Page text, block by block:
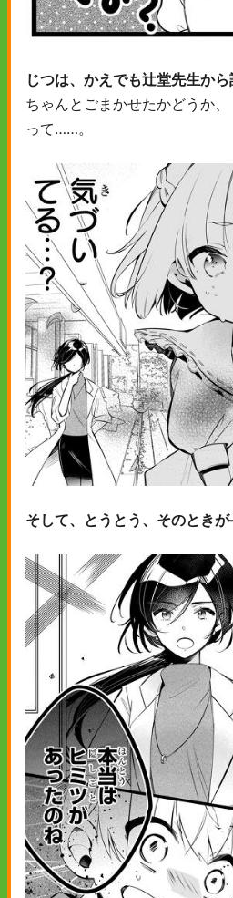
じつは、かえでも辻堂先生から
ちゃんとごまかせたかどうか、
って……。
そして、とうとう、そのと